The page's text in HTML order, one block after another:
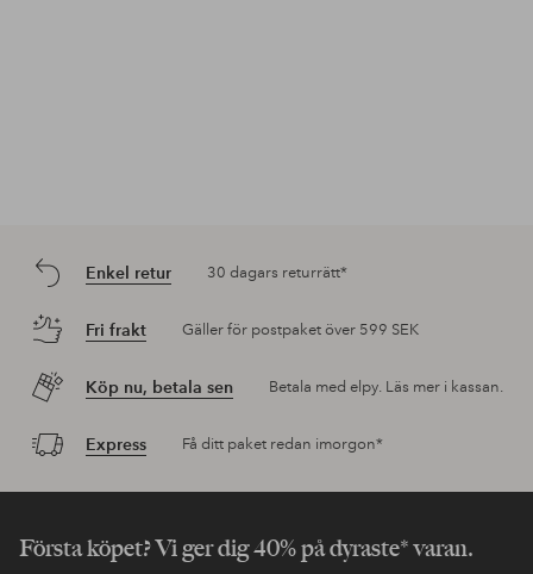
Enkel retur 30 dagars returrätt*
Fri frakt Gäller för postpaket över 599 SEK
Köp nu, betala sen Betala med elpy. Läs mer i kassan.
Express Få ditt paket redan imorgon*
Första köpet? Vi ger dig 40% på dyraste* varan.